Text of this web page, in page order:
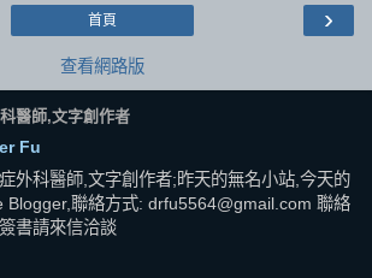
›
首頁
查看網路版
醫師,文字創作者
Fu
外科醫師,文字創作者;昨天的無名小站,今天的
Blogger,聯絡方式: drfu5564@gmail.com 聯絡
書請來信洽談